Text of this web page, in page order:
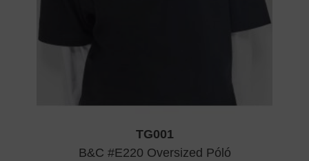
TG001
B&C #E220 Oversized Póló